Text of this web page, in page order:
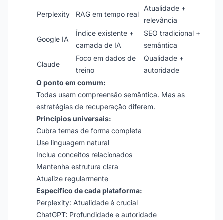
Perplexity RAG em tempo real
Atualidade +
relevância
Google IA
Índice existente +
camada de IA
SEO tradicional +
semântica
Claude
Foco em dados de
treino
Qualidade +
autoridade
O ponto em comum:
Todas usam compreensão semântica. Mas as
estratégias de recuperação diferem.
Princípios universais:
Cubra temas de forma completa
Use linguagem natural
Inclua conceitos relacionados
Mantenha estrutura clara
Atualize regularmente
Específico de cada plataforma:
Perplexity: Atualidade é crucial
ChatGPT: Profundidade e autoridade